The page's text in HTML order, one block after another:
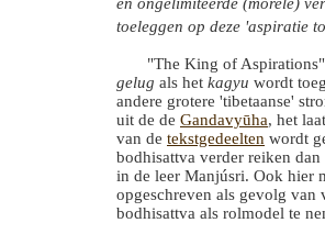
toeleggen op deze 'aspiratie
"The King of Aspirations"
gelug als het kagyu wordt
andere grotere 'tibetaanse'
uit de de Gandavyūha, het
van de tekstgedeelten wordt
bodhisattva verder reiken
in de leer Manjúsri. Ook hier
opgeschreven als gevolg
bodhisattva als rolmodel te